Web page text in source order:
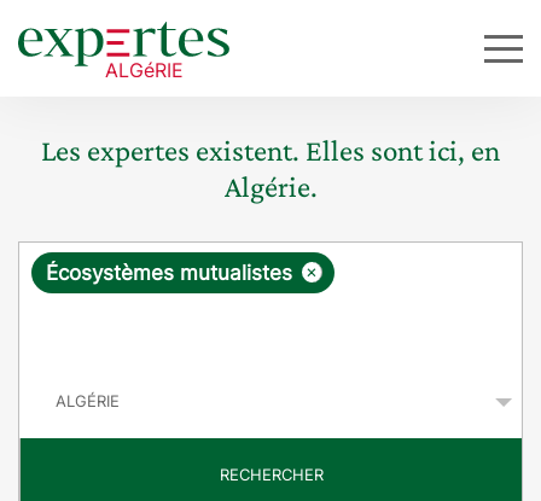
Les expertes existent. Elles sont ici, en
Algérie.
R
ê
×
Écosystèmes mutualistes
RECHERCHER